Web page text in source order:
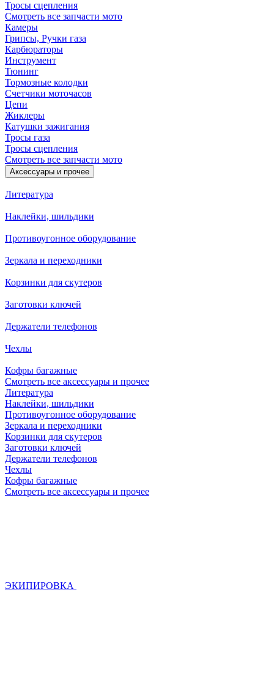
Тросы сцепления
Смотреть все запчасти мото
Камеры
Грипсы, Ручки газа
Карбюраторы
Инструмент
Тюнинг
Тормозные колодки
Счетчики моточасов
Цепи
Жиклеры
Катушки зажигания
Тросы газа
Тросы сцепления
Смотреть все запчасти мото
Аксессуары и прочее
Литература
Наклейки, шильдики
Противоугонное оборудование
Зеркала и переходники
Корзинки для скутеров
Заготовки ключей
Держатели телефонов
Чехлы
Кофры багажные
Смотреть все аксессуары и прочее
Литература
Наклейки, шильдики
Противоугонное оборудование
Зеркала и переходники
Корзинки для скутеров
Заготовки ключей
Держатели телефонов
Чехлы
Кофры багажные
Смотреть все аксессуары и прочее
ЭКИПИРОВКА